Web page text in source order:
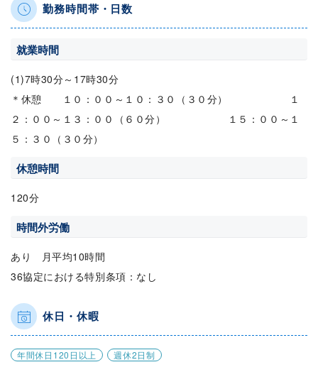
勤務時間帯・日数
就業時間
(1)7時30分～17時30分
＊休憩 １０：００～１０：３０（３０分） １
２：００～１３：００（６０分） １５：００～１
５：３０（３０分）
休憩時間
120分
時間外労働
あり 月平均10時間
36協定における特別条項：なし
休日・休暇
年間休日120日以上 週休2日制